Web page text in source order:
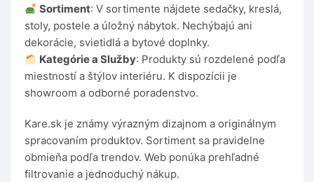
Sortiment: V sortimente nájdete sedačky, kreslá,
stoly, postele a úložný nábytok. Nechýbajú ani
dekorácie, svietidlá a bytové doplnky.
Kategórie a Služby: Produkty sú rozdelené podľa
miestností a štýlov interiéru. K dispozícii je
showroom a odborné poradenstvo.
Kare.sk je známy výrazným dizajnom a originálnym
spracovaním produktov. Sortiment sa pravidelne
obmieňa podľa trendov. Web ponúka prehľadné
filtrovanie a jednoduchý nákup.